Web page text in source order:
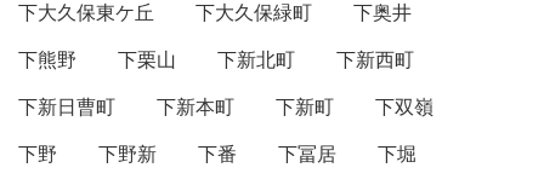
下大久保東ケ丘
下大久保緑町
下奥井
下熊野
下栗山 下新北町
下新西町
下新日曹町
下新本町 下新町
下双嶺
下野
下野新 下番 下冨居
下堀